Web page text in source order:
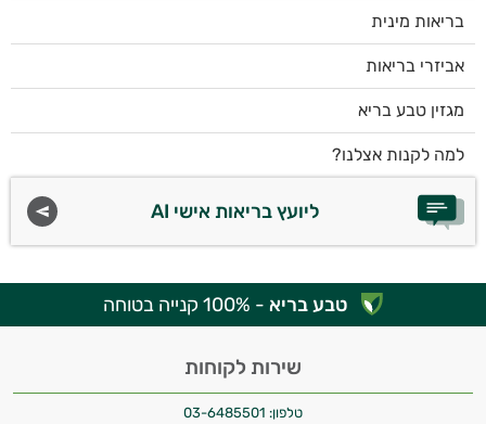
בריאות מינית
אביזרי בריאות
מגזין טבע בריא
למה לקנות אצלנו?
ליועץ בריאות אישי AI
טבע בריא - 100% קנייה בטוחה
שירות לקוחות
טלפון: 03-6485501